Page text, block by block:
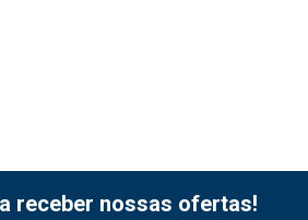
receber nossas ofertas!